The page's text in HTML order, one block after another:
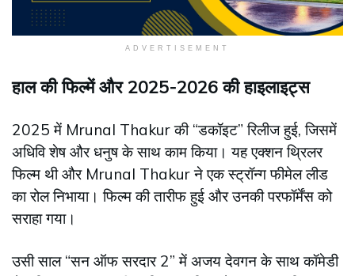
ADVERTISEMENT
हाल की फिल्में और 2025-2026 की हाइलाइट्स
2025 में Mrunal Thakur की “डकॉइट” रिलीज हुई, जिसमें
अधिवि शेष और धनुष के साथ काम किया। यह एक्शन थ्रिलर
फिल्म थी और Mrunal Thakur ने एक स्ट्रॉन्ग फीमेल लीड
का रोल निभाया। फिल्म की तारीफ हुई और उनकी परफॉर्मेंस को
सराहा गया।
उसी साल “सन ऑफ सरदार 2” में अजय देवगन के साथ कॉमेडी